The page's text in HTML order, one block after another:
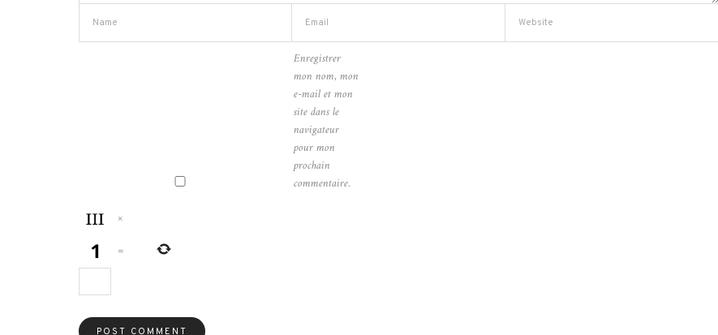
Enregistrer
mon nom, mon
e-mail et mon
site dans le
navigateur
pour mon
prochain
commentaire.
×
=